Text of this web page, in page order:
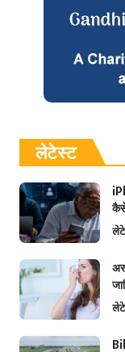
लेटेस्ट
कैसे